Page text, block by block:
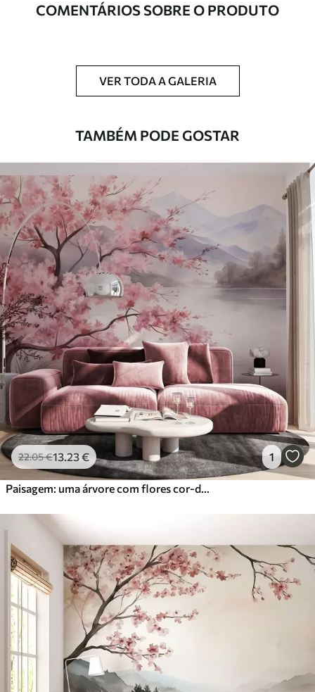
Adicionalmente
Disponível com revestimento de verniz
esponja macia. Murais de parede com
revestimento de verniz podem ser limpos
Aplicação perfeita
Materiais disponíveis
Standard
45.0027 .00€ /m²
Premium
56.6734 .00€/m²
Vinil Premium
65 .00 39.00€/m²
Peel and Stick
81.6749.00€/m²
COMENTÁRIOS SOBRE O PRODUTO
VER TODA A GALERIA
TAMBÉM PODE GOSTAR
22.05€13 .23€ 1